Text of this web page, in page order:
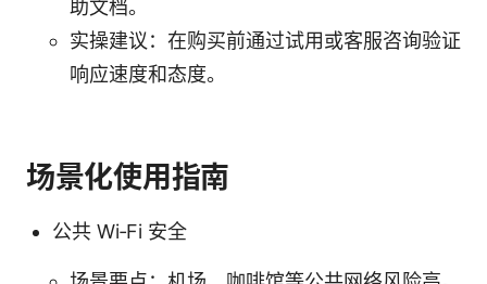
助文档。
实操建议：在购买前通过试用或客服咨询验证
响应速度和态度。
场景化使用指南
公共 Wi‑Fi 安全